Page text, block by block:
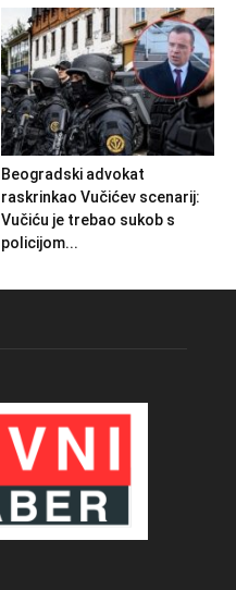
Beogradski advokat
raskrinkao Vučićev scenarij:
Vučiću je trebao sukob s
policijom...